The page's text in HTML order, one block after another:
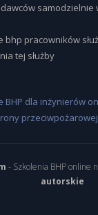
samodzielnie
bhp pracowników
tej służby
BHP dla inżynierów
- Szkolenia BHP online
autorskie